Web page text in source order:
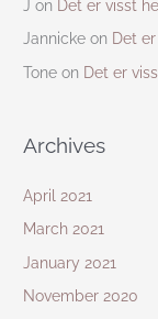
J on
Det er visst
Jannicke on Det
Tone on Det er
Archives
April 2021
March 2021
January 2021
November 2020